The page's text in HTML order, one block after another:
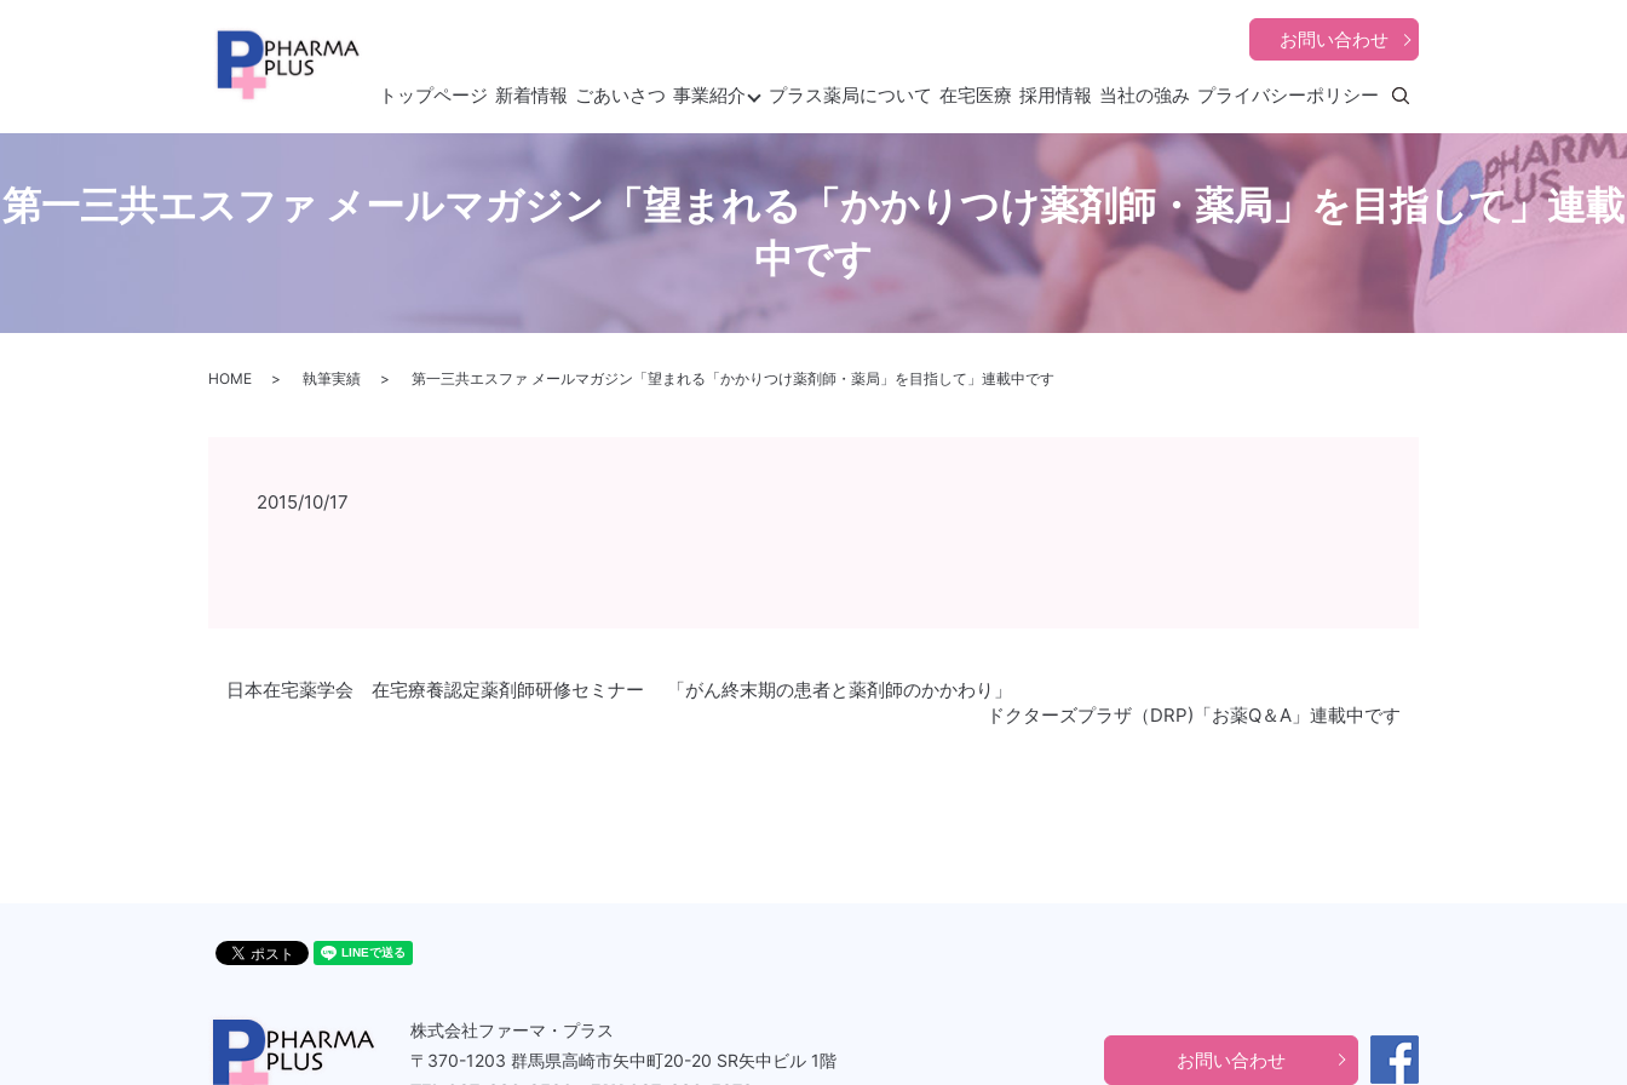
お問い合わせ
トップページ 新着情報 ごあいさつ 事業紹介 プラス薬局について 在宅医療 採用情報 当社の強み プライバシーポリシー
第一三共エスファ メールマガジン「望まれる「かかりつけ薬剤師・薬局」を目指して」連載
中です
HOME 執筆実績 第一三共エスファ メールマガジン「望まれる「かかりつけ薬剤師・薬局」を目指して」連載中です
2015/10/17
日本在宅薬学会 在宅療養認定薬剤師研修セミナー 「がん終末期の患者と薬剤師のかかわり」
ドクターズプラザ（DRP)「お薬Q＆A」連載中です
株式会社ファーマ・プラス
〒370-1203 群馬県高崎市矢中町20-20 SR矢中ビル 1階
お問い合わせ